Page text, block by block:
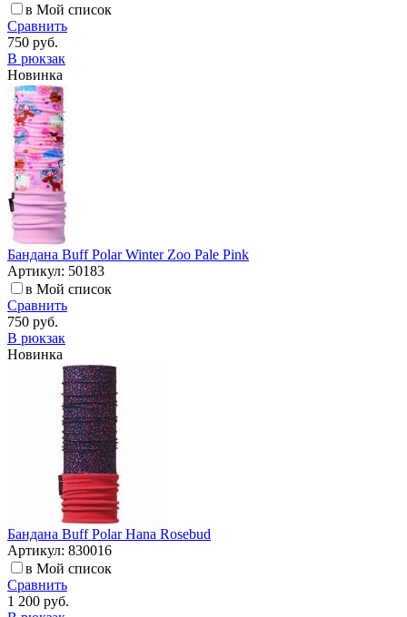
в Мой список
Сравнить
750 руб.
В рюкзак
Новинка
Бандана Buff Polar Winter Zoo Pale Pink
Артикул: 50183
в Мой список
Сравнить
750 руб.
В рюкзак
Новинка
Бандана Buff Polar Hana Rosebud
Артикул: 830016
в Мой список
Сравнить
1 200 руб.